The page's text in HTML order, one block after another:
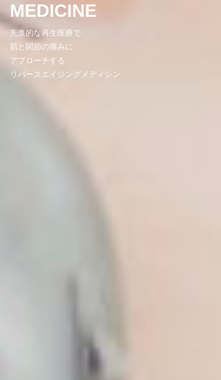
MEDICINE
先進的な再生医療で
肌と関節の痛みに
アプローチする
リバースエイジングメディシン